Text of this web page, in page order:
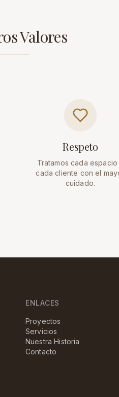
Valores
Respeto
Tratamos cada espacio
cada cliente con el
cuidado.
ENLACES
Proyectos
Servicios
Nuestra Historia
Contacto